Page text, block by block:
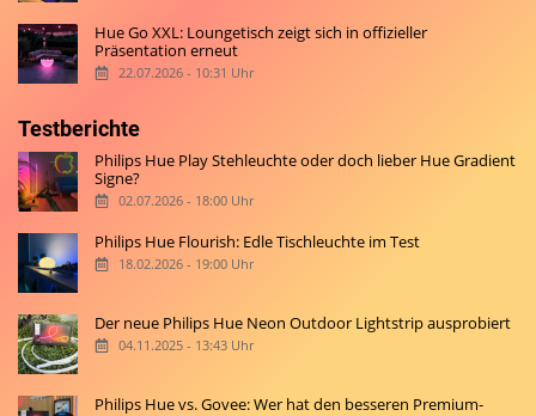
Hue Go XXL: Loungetisch zeigt sich in offizieller
Präsentation erneut
22.07.2026 - 10:31 Uhr
Testberichte
Philips Hue Play Stehleuchte oder doch lieber Hue Gradient
Signe?
02.07.2026 - 18:00 Uhr
Philips Hue Flourish: Edle Tischleuchte im Test
18.02.2026 - 19:00 Uhr
Der neue Philips Hue Neon Outdoor Lightstrip ausprobiert
04.11.2025 - 13:43 Uhr
Philips Hue vs. Govee: Wer hat den besseren Premium-